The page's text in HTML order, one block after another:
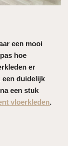
een mooi
hoe
er
een duidelijk
een stuk
vloerkleden.